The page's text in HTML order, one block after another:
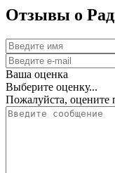
Отзывы о
Ваша оценка
Выберите оценку...
Пожалуйста, оцените